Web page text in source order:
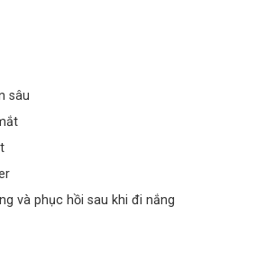
sâu
và phục hồi sau khi đi nắng